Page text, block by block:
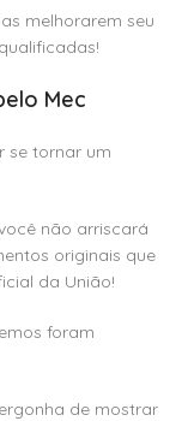
melhorarem seu
Mec
se tornar um
não arriscará
originais que
da União!
foram
de mostrar